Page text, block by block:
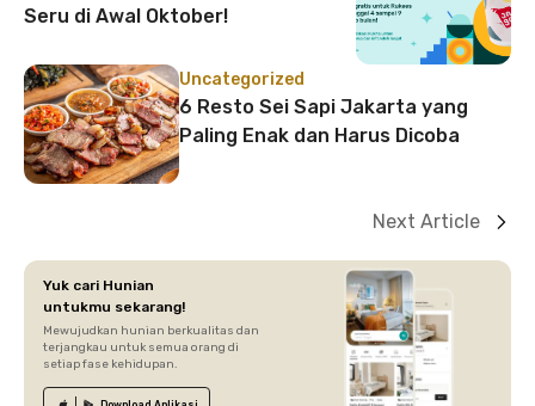
Seru di Awal Oktober!
Uncategorized
6 Resto Sei Sapi Jakarta yang
Paling Enak dan Harus Dicoba
Next Article
Yuk cari Hunian
untukmu sekarang!
Mewujudkan hunian berkualitas dan
terjangkau untuk semua orang di
setiap fase kehidupan.